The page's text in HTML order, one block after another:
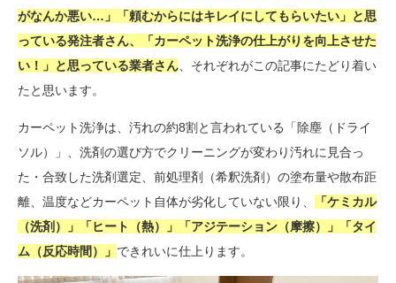
がなんか悪い…」「頼むからにはキレイにしてもらいたい」と思
っている発注者さん、「カーペット洗浄の仕上がりを向上させた
い！」と思っている業者さん 、それぞれがこの記事にたどり着い
たと思います。
カーペット洗浄は、汚れの約8割と言われている「除塵（ドライ
ソル）」、洗剤の選び方でクリーニングが変わり汚れに見合っ
た・合致した洗剤選定、前処理剤（希釈洗剤）の塗布量や散布距
離、温度などカーペット自体が劣化していない限り、
「ケミカル
（洗剤）」「ヒート（熱）」「アジテーション（摩擦）」「タイ
ム（反応時間）」 できれいに仕上ります。